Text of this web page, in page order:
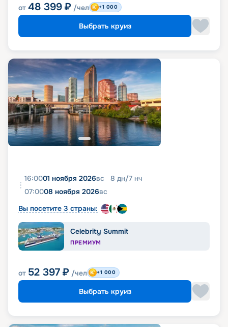
от 48 399 ₽ /чел +1 000
Выбрать круиз
16:0001 ноября 2026вс 8 дн/7 нч
07:0008 ноября 2026вс
Вы посетите 3 страны:
Celebrity Summit
ПРЕМИУМ
от 52 397 ₽ /чел +1 000
Выбрать круиз